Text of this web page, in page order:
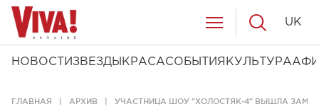
НОВОСТИ ЗВЕЗДЫ КРАСАСОБЫТИЯ КУЛЬТУРА
UK
ГЛАВНАЯ АРХИВ УЧАСТНИЦА ШОУ "ХОЛОСТЯК-4" ВЫШЛА